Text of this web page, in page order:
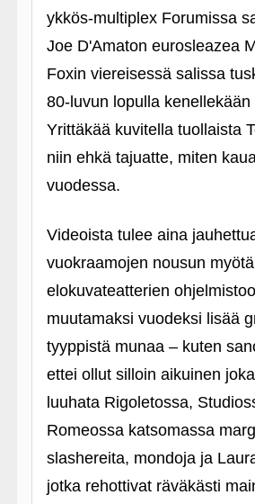
ykkös-multiplex Forumissa
Joe D'Amaton eurosleazea
Foxin viereisessä salissa
80-luvun lopulla kenellekään
Yrittäkää kuvitella tuollaista
niin ehkä tajuatte, miten
vuodessa.
Videoista tulee aina
vuokraamojen nousun
elokuvateatterien
muutamaksi vuodeksi lisää
tyyppistä munaa – kuten
ettei ollut silloin aikuinen
luuhata Rigoletossa,
Romeossa katsomassa
slashereita, mondoja ja
jotka rehottivat räväkästi